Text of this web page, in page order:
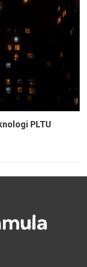
PLTU